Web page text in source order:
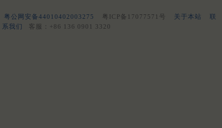
粤公网安备44010402003275 粤ICP备17077571号 关于本站
联
系我们
客服：+86 136 0901 3320